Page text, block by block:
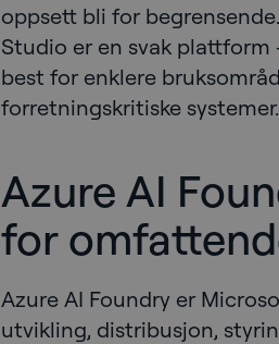
oppsett bli for
Studio er en svak
best for enklere
forretningskritiske systemer.
Azure AI
for
Azure AI Foundry er
utvikling, distribusjon,